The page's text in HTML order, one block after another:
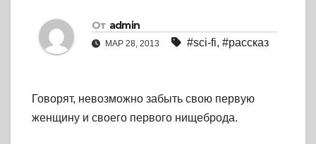
От admin
МАР 28, 2013 #sci-fi, #рассказ
Говорят, невозможно забыть свою первую
женщину и своего первого нищеброда.